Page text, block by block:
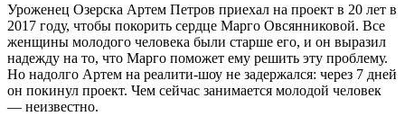
Уроженец Озерска Артем Петров приехал на проект в 20 лет в
2017 году, чтобы покорить сердце Марго Овсянниковой. Все
женщины молодого человека были старше его, и он выразил
надежду на то, что Марго поможет ему решить эту проблему.
Но надолго Артем на реалити-шоу не задержался: через 7 дней
он покинул проект. Чем сейчас занимается молодой человек
— неизвестно.